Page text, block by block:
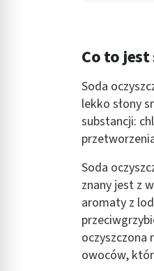
Co to jest
Soda
lekko słony
substancji:
Soda
znany jest z
aromaty z
oczyszczona
owoców,
Pomiar efektywności
Rozumienie odbiorców
Rozwój i ulepszanie usług
Wykorzystywanie
Funkcje specjalne IAB:
Użycie dokładnych danych
Identyfikowanie urządzeń
Cele przetwarzania inne niż IAB:
Wydajność (Performance)